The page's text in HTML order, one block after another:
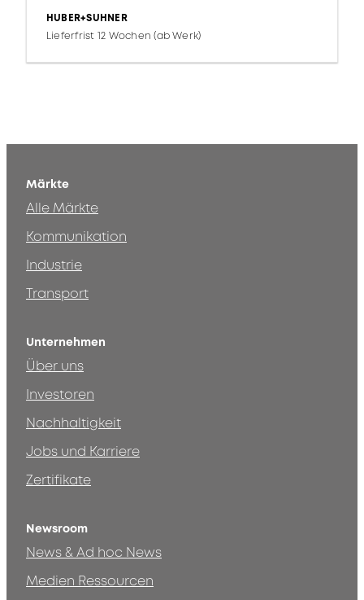
HUBER+SUHNER
Lieferfrist 12 Wochen (ab Werk)
Märkte
Alle Märkte
Kommunikation
Industrie
Transport
Unternehmen
Über uns
Investoren
Nachhaltigkeit
Jobs und Karriere
Zertifikate
Newsroom
News & Ad hoc News
Medien Ressourcen